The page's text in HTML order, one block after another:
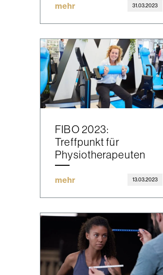
mehr 31.03.2023
FIBO 2023:
Treffpunkt für
Physiotherapeuten
mehr 13.03.2023